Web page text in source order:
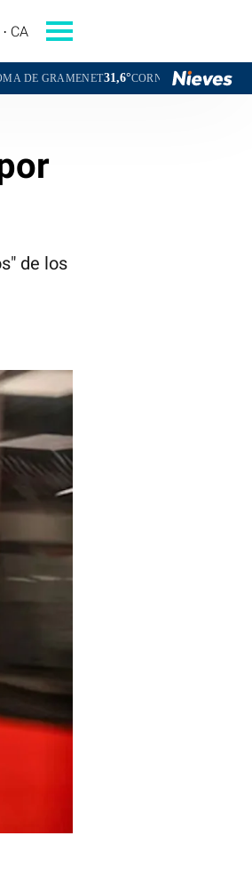
CA
31,6°CORNELLÀ DE LLOBREGAT31,8°
de los